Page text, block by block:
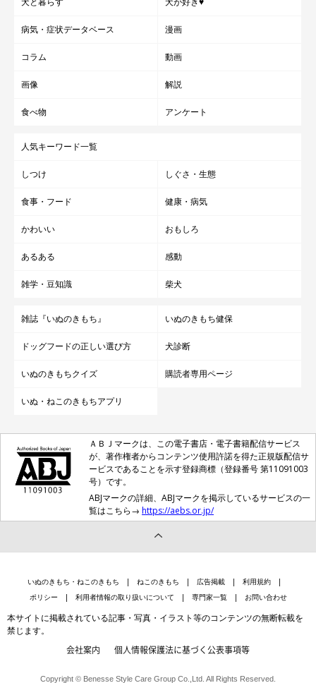
おーい、うにくーーーん！（笑）
な勢いです。そして、待ちに待った
と…
ダッシュ！！！
病気・症状データベース 漫画
コラム 動画
画像 解説
食べ物 アンケート
人気キーワード一覧
しつけ しぐさ・生態
食事・フード 健康・病気
かわいい おもしろ
あるある 感動
雑学・豆知識 柴犬
雑誌『いぬのきもち』 いぬのきもち健保
ドッグフードの正しい選び方 犬診断
いぬのきもちクイズ 購読者専用ページ
いぬ・ねこのきもちアプリ
ＡＢＪマークは、この電子書店・電子書籍配信サービス
が、著作権者からコンテンツ使用許諾を得た正規版配信サ
ービスであることを示す登録商標（登録番号 第11091003
号）です。
ABJマークの詳細、ABJマークを掲示しているサービスの一
覧はこちら→ https://aebs.or.jp/
いぬのきもち・ねこのきもち ねこのきもち 広告掲載
利用規約
ポリシー
利用者情報の取り扱いについて 専門家一覧 お問い合わせ
本サイトに掲載されている記事・写真・イラスト等のコンテンツの無断転載を
禁じます。
会社案内 個人情報保護法に基づく公表事項等
Copyright © Benesse Style Care Group Co.,Ltd. All Rights Reserved.